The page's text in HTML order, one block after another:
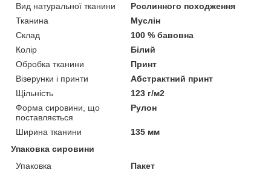
Вид натуральної тканини
Рослинного походження
Тканина
Муслін
Склад
100 % бавовна
Колір
Білий
Обробка тканини
Принт
Візерунки і принти
Абстрактний принт
Щільність
123 г/м2
Форма сировини, що
поставляється
Рулон
Ширина тканини
135 мм
Упаковка сировини
Упаковка
Пакет